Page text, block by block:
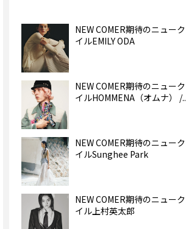
NEW COMER期待のニュー
イルEMILY ODA
NEW COMER期待のニュー
イルHOMMENA（オムナ） /
NEW COMER期待のニュー
イルSunghee Park
NEW COMER期待のニュー
イル上村英太郎